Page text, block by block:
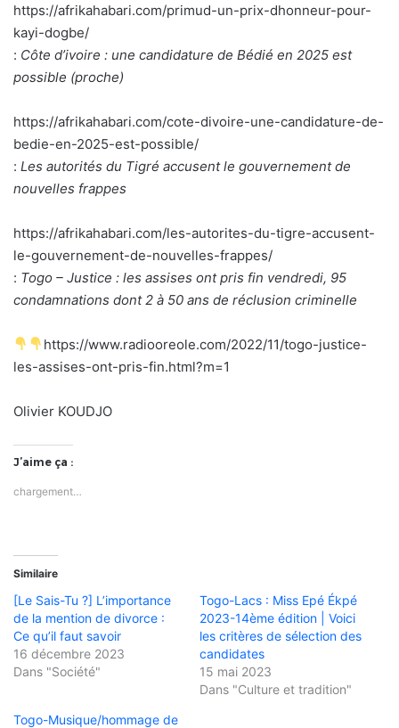
https://afrikahabari.com/primud-un-prix-dhonneur-pour-
kayi-dogbe/
: Côte d’ivoire : une candidature de Bédié en 2025 est
possible (proche)
https://afrikahabari.com/cote-divoire-une-candidature-de-
bedie-en-2025-est-possible/
: Les autorités du Tigré accusent le gouvernement de
nouvelles frappes
https://afrikahabari.com/les-autorites-du-tigre-accusent-
le-gouvernement-de-nouvelles-frappes/
: Togo – Justice : les assises ont pris fin vendredi, 95
condamnations dont 2 à 50 ans de réclusion criminelle
https://www.radiooreole.com/2022/11/togo-justice-
les-assises-ont-pris-fin.html?m=1
Olivier KOUDJO
J’aime ça :
chargement…
Similaire
[Le Sais-Tu ?] L’importance
de la mention de divorce :
Ce qu’il faut savoir
16 décembre 2023
Dans "Société"
Togo-Lacs : Miss Epé Ékpé
2023-14ème édition | Voici
les critères de sélection des
candidates
15 mai 2023
Dans "Culture et tradition"
Togo-Musique/hommage de